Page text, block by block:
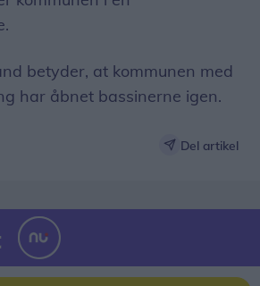
betyder, at kommunen med
har åbnet bassinerne igen.
Del artikel